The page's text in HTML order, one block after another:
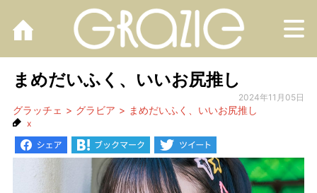
まめだいふく、いいお尻推し
2024年11月05日
グラッチェ グラビア まめだいふく、いいお尻推し
x